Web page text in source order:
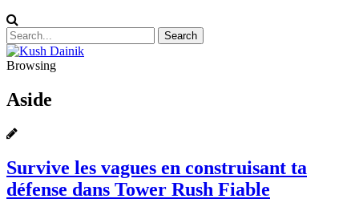
Browsing
Aside
Survive les vagues en construisant ta
défense dans Tower Rush Fiable